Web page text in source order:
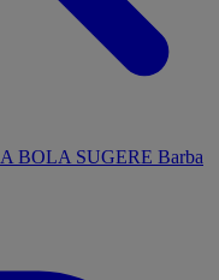
A BOLA SUGERE Barba